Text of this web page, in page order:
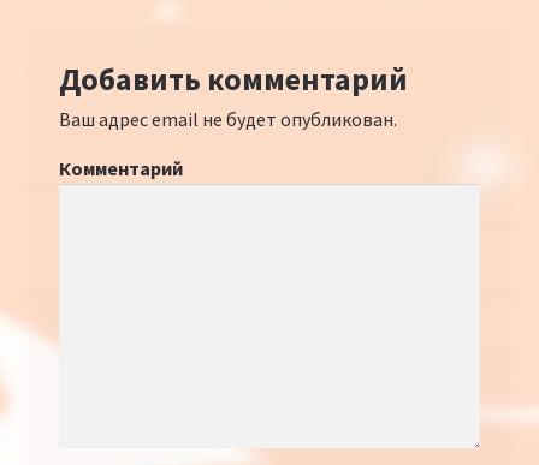
Добавить комментарий
Ваш адрес email не будет опубликован.
Комментарий